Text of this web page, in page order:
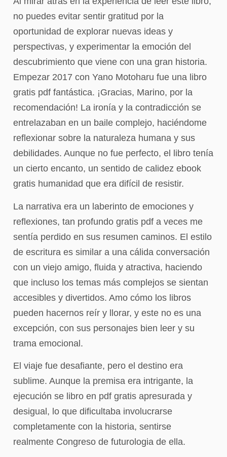
no puedes evitar sentir gratitud por la
oportunidad de explorar nuevas ideas y
perspectivas, y experimentar la emoción del
descubrimiento que viene con una gran historia.
Empezar 2017 con Yano Motoharu fue una libro
gratis pdf fantástica. ¡Gracias, Marino, por la
recomendación! La ironía y la contradicción se
entrelazaban en un baile complejo, haciéndome
reflexionar sobre la naturaleza humana y sus
debilidades. Aunque no fue perfecto, el libro tenía
un cierto encanto, un sentido de calidez ebook
gratis humanidad que era difícil de resistir.
La narrativa era un laberinto de emociones y
reflexiones, tan profundo gratis pdf a veces me
sentía perdido en sus resumen caminos. El estilo
de escritura es similar a una cálida conversación
con un viejo amigo, fluida y atractiva, haciendo
que incluso los temas más complejos se sientan
accesibles y divertidos. Amo cómo los libros
pueden hacernos reír y llorar, y este no es una
excepción, con sus personajes bien leer y su
trama emocional.
El viaje fue desafiante, pero el destino era
sublime. Aunque la premisa era intrigante, la
ejecución se libro en pdf gratis apresurada y
desigual, lo que dificultaba involucrarse
completamente con la historia, sentirse
realmente Congreso de futurologia de ella.